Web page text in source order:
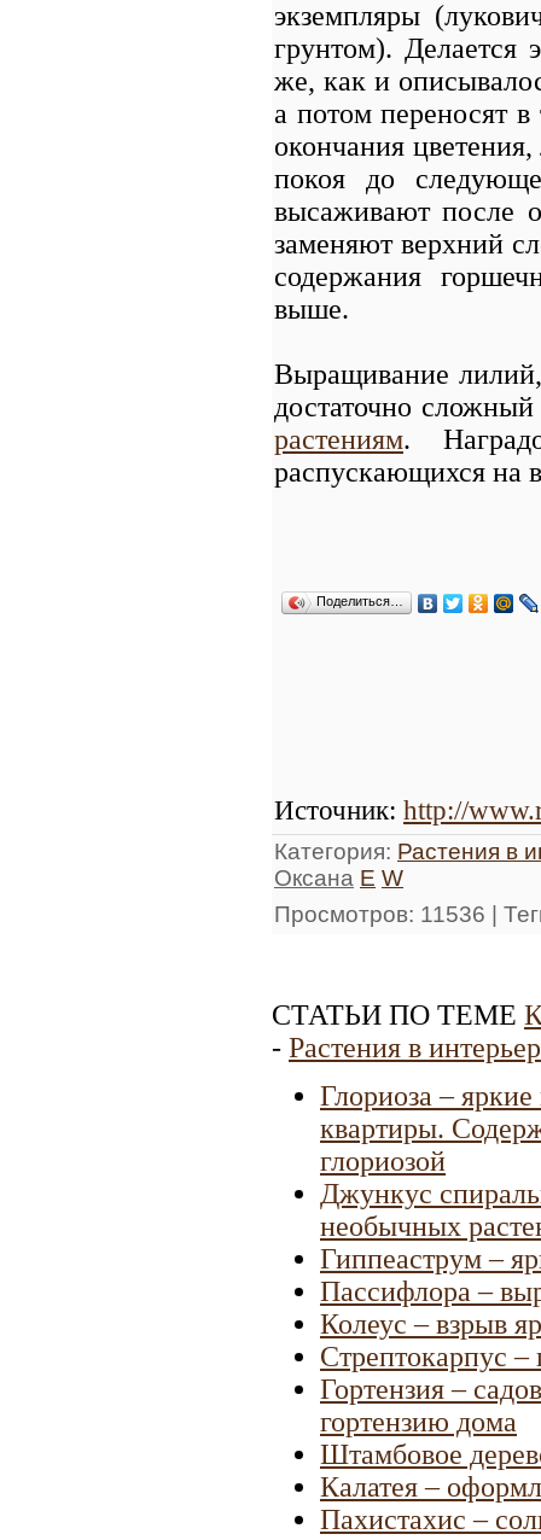
экземпляры
грунтом). Делается
же, как и
а потом переносят
окончания
покоя до
высаживают после
заменяют верхний
содержания
выше.
Выращивание
достаточно
растениям.
распускающихся на
Поделиться…
Источник: http://
Категория: Растения в
Оксана E W
Просмотров: 11536 |
СТАТЬИ ПО ТЕМЕ
- Растения в
Глориоза – яркие
квартиры.
глориозой
Джункус
необычных
Гиппеаструм –
Пассифлора –
Колеус – взрыв
Стрептокарпус
Гортензия –
гортензию дома
Штамбовое
Калатея –
Пахистахис –